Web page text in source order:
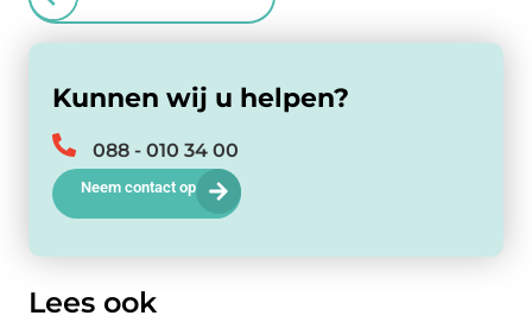
Kunnen wij u helpen?
088 - 010 34 00
Neem contact op
Lees ook